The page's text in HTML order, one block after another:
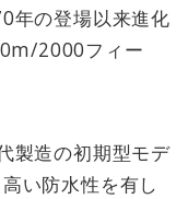
年の登場以来進化
2000フィー
製造の初期型モデ
い防水性を有し